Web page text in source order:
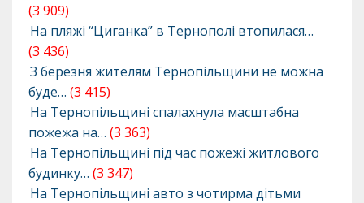
(3 909)
На пляжі “Циганка” в Тернополі втопилася…
(3 436)
З березня жителям Тернопільщини не можна
буде… (3 415)
На Тернопільщині спалахнула масштабна
пожежа на… (3 363)
На Тернопільщині під час пожежі житлового
будинку… (3 347)
На Тернопільщині авто з чотирма дітьми